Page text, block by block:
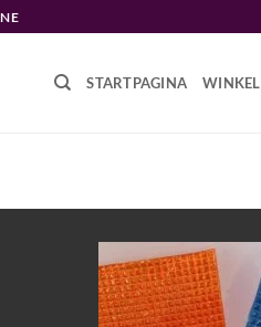
STARTPAGINA WINKEL